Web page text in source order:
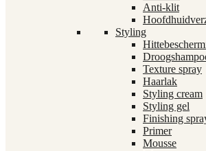
Anti-klit
Styling
Texture spray
Haarlak
Styling cream
Styling gel
Finishing
Primer
Mousse